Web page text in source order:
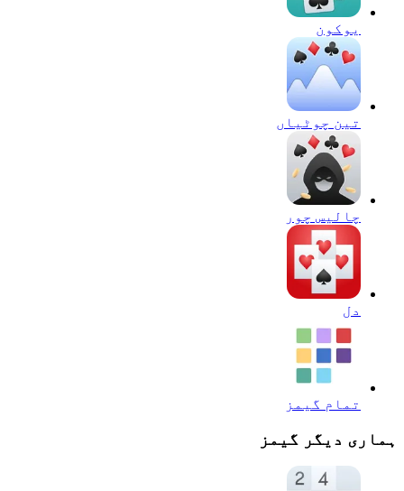
يوكون
تین چوٹیاں
چالیس چور
دل
تمام گیمز
ہماری دیگر گیمز